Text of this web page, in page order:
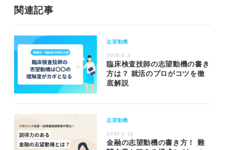
関連記事
志望動機
2026.6.3
臨床検査技師の志望動機の書き
方は？ 就活のプロがコツを徹
底解説
志望動機
2026.5.14
金融の志望動機の書き方！ 難